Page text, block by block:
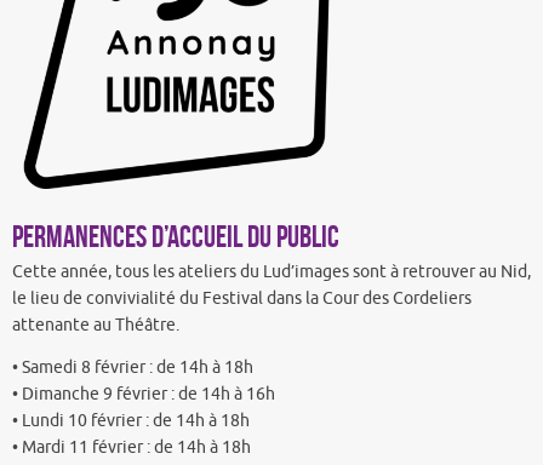
PERMANENCES D’ACCUEIL DU PUBLIC
Cette année, tous les ateliers du Lud’images sont à retrouver au Nid,
le lieu de convivialité du Festival dans la Cour des Cordeliers
attenante au Théâtre.
• Samedi 8 février : de 14h à 18h
• Dimanche 9 février : de 14h à 16h
• Lundi 10 février : de 14h à 18h
• Mardi 11 février : de 14h à 18h